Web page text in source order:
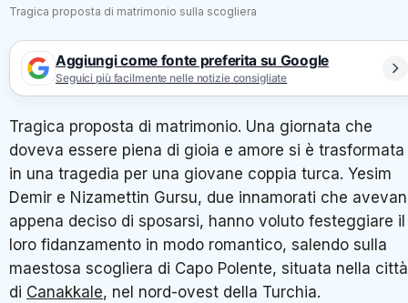
Tragica proposta di matrimonio sulla scogliera
Aggiungi come fonte preferita su Google
Seguici più facilmente nelle notizie consigliate
Tragica proposta di matrimonio. Una giornata che
doveva essere piena di gioia e amore si è trasformata
in una tragedia per una giovane coppia turca. Yesim
Demir e Nizamettin Gursu, due innamorati che
appena deciso di sposarsi, hanno voluto festeggiare il
loro fidanzamento in modo romantico, salendo sulla
maestosa scogliera di Capo Polente, situata nella città
di Canakkale, nel nord-ovest della Turchia.